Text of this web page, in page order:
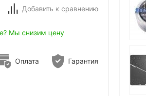
Добавить к сравнению
Мы снизим цену
Оплата Гарантия